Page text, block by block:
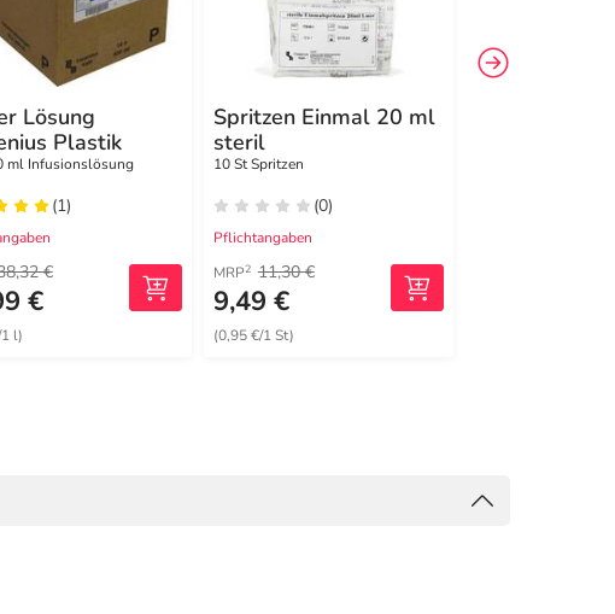
Lösung
Plastik
ml Infusionslösung
(1)
€
€
l)
Spritzen Einmal 20 ml
steril
10 St Spritzen
(0)
Pflichtangaben
MRP2 11,30 €
9,49 €
(0,95 €/1 St)